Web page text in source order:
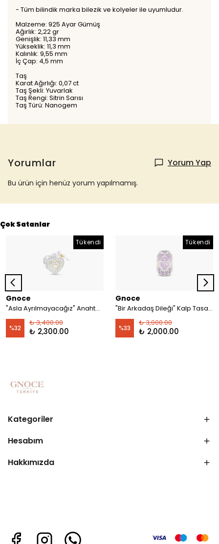
- Tüm bilindik marka bilezik ve kolyeler ile uyumludur.
Malzeme: 925 Ayar Gümüş
Ağırlık: 2,22 gr
Genişlik: 11,33 mm
Yükseklik: 11,3 mm
Kalınlık: 9,55 mm
İç Çap: 4,5 mm
Taş
Karat Ağırlığı: 0,07 ct
Taş Şekli: Yuvarlak
Taş Rengi: Sitrin Sarısı
Taş Türü: Nanogem
Yorumlar Yorum Yap
Bu ürün için henüz yorum yapılmamış.
Çok Satanlar
Tükendi
Gnoce
"Asla Ayrılmayacağız" Anahtar ve Kilit Charm, 925 Ayar Gümüş
%32
₺ 3,400.00
₺ 2,300.00
Tükendi
Gnoce
"Bir Arkadaş Dileği" Kalp Tasarımlı ve Işıltılı Ametist Taşlarla İşlenmiş Charm, 925 Ayar Gümüş
%33
₺ 3,000.00
₺ 2,000.00
Kategoriler
Hesabım
Hakkımızda